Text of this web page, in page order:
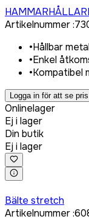
Artikelnummer:
•Hållbar
•Enkel
•Kompatibel
Logga in för att se pris
Onlinelager
Ej i lager
Din butik
Ej i lager
Bälte stretch
Artikelnummer: